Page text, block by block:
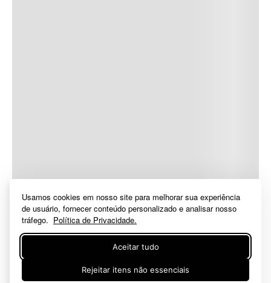
Usamos cookies em nosso site para melhorar sua experiência
de usuário, fornecer conteúdo personalizado e analisar nosso
tráfego. Política de Privacidade.
Aceitar tudo
Rejeitar itens não essenciais